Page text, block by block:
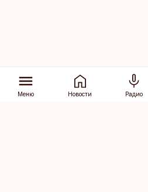
Меню Новости Радио